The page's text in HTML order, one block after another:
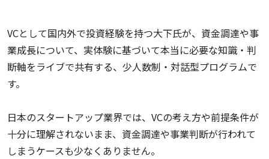
VCとして国内外で投資経験を持つ大下氏が、資金調達や事
業成長について、実体験に基づいて本当に必要な知識・判
断軸をライブで共有する、少人数制・対話型プログラムで
す。
日本のスタートアップ業界では、VCの考え方や前提条件が
十分に理解されないまま、資金調達や事業判断が行われて
しまうケースも少なくありません。